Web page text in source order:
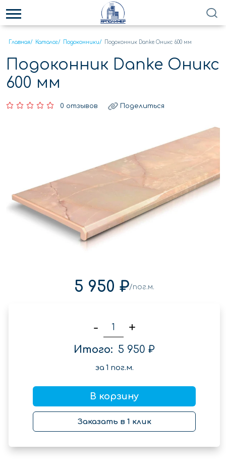
Главная/ Каталог/ Подоконники/ Подоконник Danke Оникс 600 мм
Подоконник Danke Оникс
600 мм
0 отзывов Поделиться
5 950 ₽/пог.м.
- +
Итого: 5 950 ₽
за 1 пог.м.
В корзину
Заказать в 1 клик